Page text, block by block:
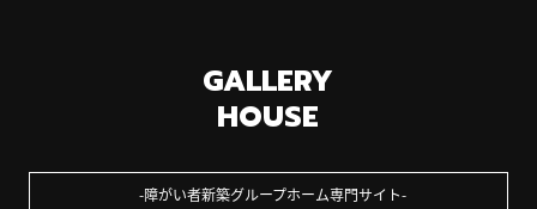
GALLERY
HOUSE
障がい者新築グループホーム専門サイト